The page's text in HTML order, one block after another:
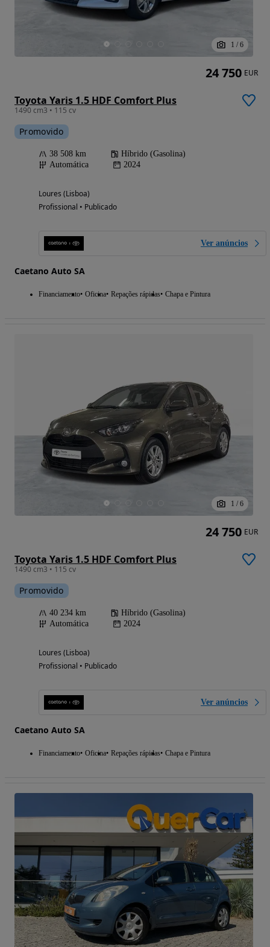
1 / 6
Toyota Yaris 1.5 HDF Comfort Plus
1490 cm3 • 115 cv
Promovido
38 508 km
Híbrido (Gasolina)
Automática
2024
Loures (Lisboa)
Profissional • Publicado
Ver anúncios
Caetano Auto SA
Financiamento Oficina Repações rápidas Chapa e Pintura
24 750 EUR
1 / 6
Toyota Yaris 1.5 HDF Comfort Plus
1490 cm3 • 115 cv
Promovido
40 234 km
Híbrido (Gasolina)
Automática
2024
Loures (Lisboa)
Profissional • Publicado
Ver anúncios
Caetano Auto SA
Financiamento Oficina Repações rápidas Chapa e Pintura
24 750 EUR